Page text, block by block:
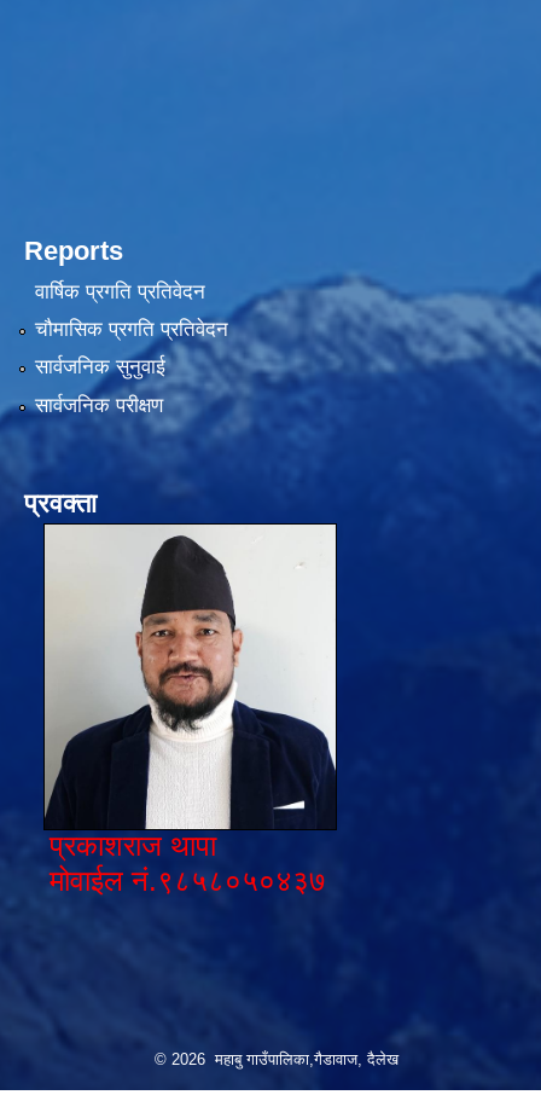
Reports
वार्षिक प्रगति प्रतिवेदन
चौमासिक प्रगति प्रतिवेदन
सार्वजनिक सुनुवाई
सार्वजनिक परीक्षण
प्रवक्ता
प्रकाशराज थापा
मोवाईल नं.९८५८०५०४३७
© 2026 महाबु गाउँपालिका,गैडावाज, दैलेख